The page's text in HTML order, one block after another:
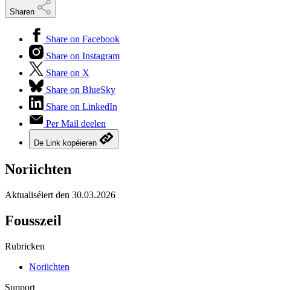
Sharen
Share on Facebook
Share on Instagram
Share on X
Share on BlueSky
Share on LinkedIn
Per Mail deelen
De Link kopéieren
Noriichten
Aktualiséiert den 30.03.2026
Fousszeil
Rubricken
Noriichten
Support